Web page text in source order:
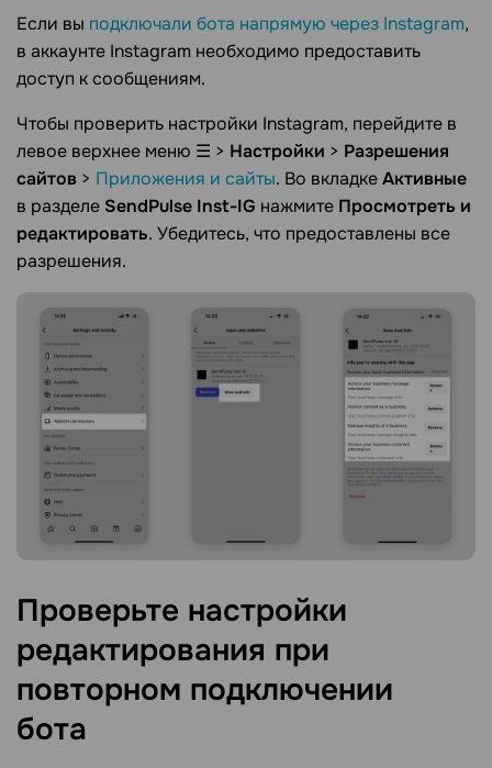
Если вы подключали бота напрямую через Instagram,
в аккаунте Instagram необходимо предоставить
доступ к сообщениям.
Чтобы проверить настройки Instagram, перейдите в
левое верхнее меню ☰ > Настройки > Разрешения
сайтов > Приложения и сайты. Во вкладкеАктивные
в разделе SendPulse Inst-IG нажмите Просмотреть и
редактировать. Убедитесь, что предоставлены все
разрешения.
Проверьте настройки
редактирования при
повторном подключении
бота